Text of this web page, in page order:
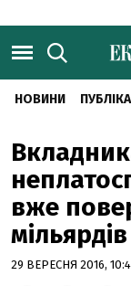
НОВИНИ
вже
мільярдів
29 ВЕРЕСНЯ 2016,